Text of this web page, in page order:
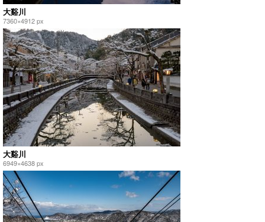
大谿川
7360×4912 px
大谿川
6949×4638 px